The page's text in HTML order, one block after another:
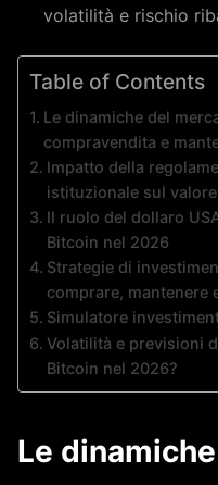
volatilità e rischio
Table of Contents
Le dinamiche del
compravendita e
Impatto della
istituzionale sul
Il ruolo del dollaro
Bitcoin nel 2026
Strategie di
comprare, mantenere
Simulatore
Volatilità e previsioni
Bitcoin nel 2026?
Le